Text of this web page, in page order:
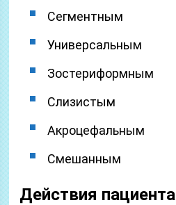
Сегментным
Универсальным
Зостериформным
Слизистым
Акроцефальным
Смешанным
Действия пациента